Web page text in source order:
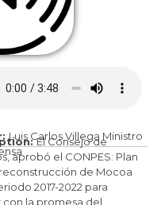
Luis Carlos Villega Ministro
El Consejo de
aprobó el CONPES: Plan
de Mocoa
2017-2022 para
con la promesa del